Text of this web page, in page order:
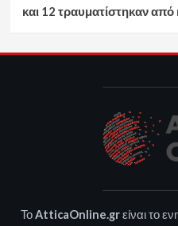
και 12 τραυματίστηκαν
ΤοAtticaOnline.grείναι το